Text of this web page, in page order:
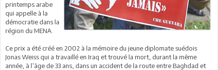
printemps arabe
qui appelle à la
démocratie dans la
région du MENA.
Ce prix a été créé en 2002 à la mémoire du jeune diplomate suédois
Jonas Weiss qui a travaillé en Iraq et trouvé la mort, durant la même
année, à l’âge de 33 ans, dans un accident de la route entre Baghdad et